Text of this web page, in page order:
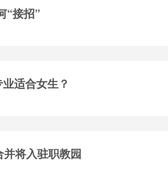
“接招”
适合女生？
将入驻职教园